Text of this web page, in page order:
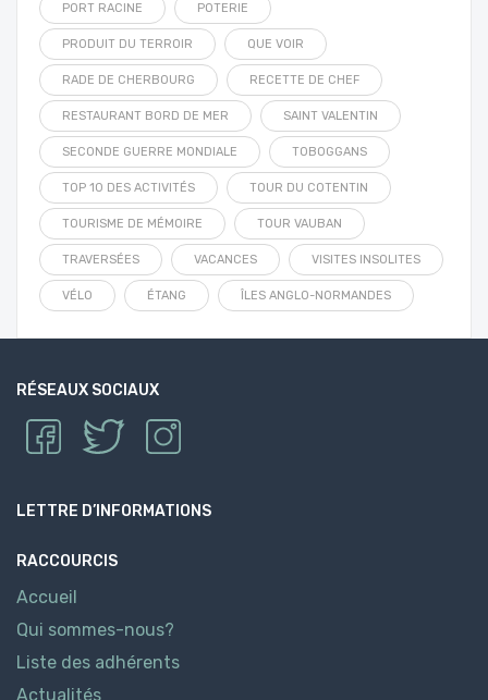
PORT RACINE POTERIE
PRODUIT DU TERROIR QUE VOIR
RADE DE CHERBOURG RECETTE DE CHEF
RESTAURANT BORD DE MER SAINT VALENTIN
SECONDE GUERRE MONDIALE TOBOGGANS
TOP 10 DES ACTIVITÉS TOUR DU COTENTIN
TOURISME DE MÉMOIRE TOUR VAUBAN
TRAVERSÉES VACANCES VISITES INSOLITES
VÉLO ÉTANG ÎLES ANGLO-NORMANDES
RÉSEAUX SOCIAUX
LETTRE D’INFORMATIONS
RACCOURCIS
Accueil
Qui sommes-nous?
Liste des adhérents
Actualités